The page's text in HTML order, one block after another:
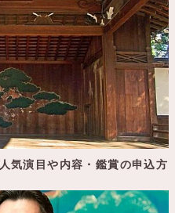
気演目や内容・鑑賞の申込方